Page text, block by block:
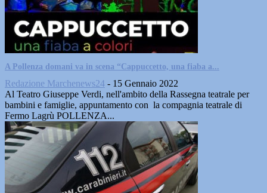
A Pollenza domani va in scena “Cappuccetto, una fiaba a...
Redazione Marchenews24 - 15 Gennaio 2022
Al Teatro Giuseppe Verdi, nell'ambito della Rassegna teatrale per
bambini e famiglie, appuntamento con la compagnia teatrale di
Fermo Lagrù POLLENZA...